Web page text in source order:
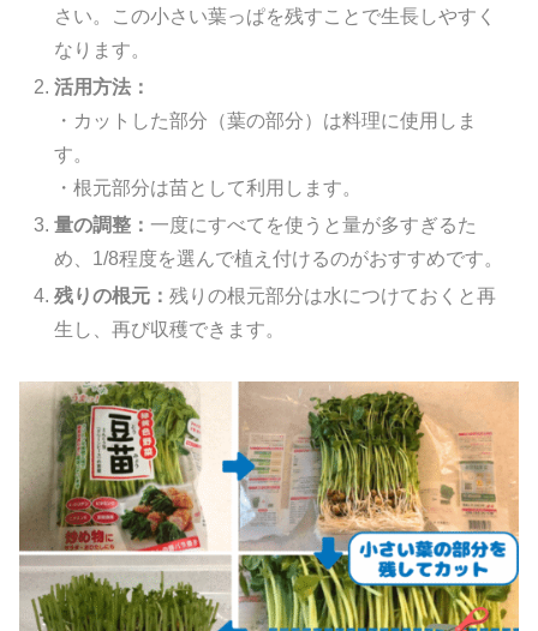
さい。この小さい葉っぱを残すことで生長しやすく
なります。
活用方法：
・カットした部分（葉の部分）は料理に使用しま
す。
・根元部分は苗として利用します。
量の調整：一度にすべてを使うと量が多すぎるた
め、1/8程度を選んで植え付けるのがおすすめです。
残りの根元：残りの根元部分は水につけておくと再
生し、再び収穫できます。